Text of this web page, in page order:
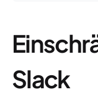
Slack